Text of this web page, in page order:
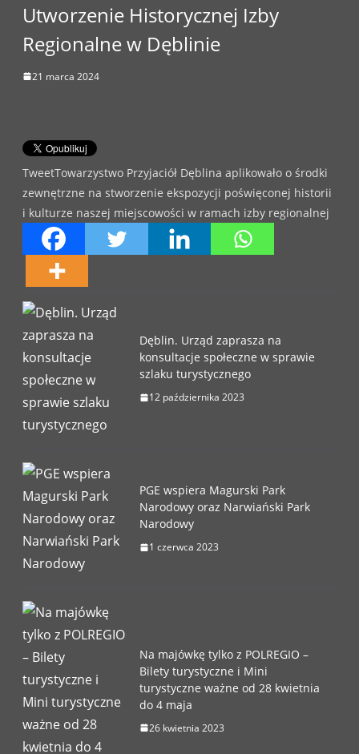
Utworzenie Historycznej Izby
Regionalne w Dęblinie
21 marca 2024
TweetTowarzystwo Przyjaciół Dęblina aplikowało o środki
zewnętrzne na stworzenie ekspozycji poświęconej historii
i kulturze naszej miejscowości w ramach izby regionalnej
Dęblin. Urząd zaprasza na
konsultacje społeczne w sprawie
szlaku turystycznego
12 października 2023
PGE wspiera Magurski Park
Narodowy oraz Narwiański Park
Narodowy
1 czerwca 2023
Na majówkę tylko z POLREGIO –
Bilety turystyczne i Mini
turystyczne ważne od 28 kwietnia
do 4 maja
26 kwietnia 2023